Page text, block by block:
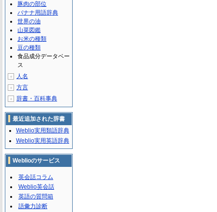
豚肉の部位
バナナ用語辞典
世界の油
山菜図鑑
お米の種類
豆の種類
食品成分データベー
ス
＋ 人名
＋ 方言
＋ 辞書・百科事典
最近追加された辞書
Weblio実用類語辞典
Weblio実用英語辞典
Weblioのサービス
英会話コラム
Weblio英会話
英語の質問箱
語彙力診断